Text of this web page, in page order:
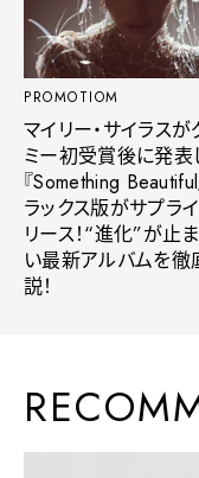
PROMOTIOM
マイリー・サイラスが
ミー初受賞後に発表
『Something
ラックス版がサプライ
リース！“進化”が止
い最新アルバムを徹
説！